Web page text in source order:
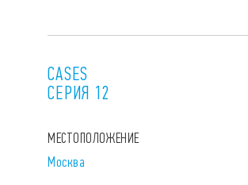
CASES
СЕРИЯ 12
МЕСТОПОЛОЖЕНИЕ
Москва